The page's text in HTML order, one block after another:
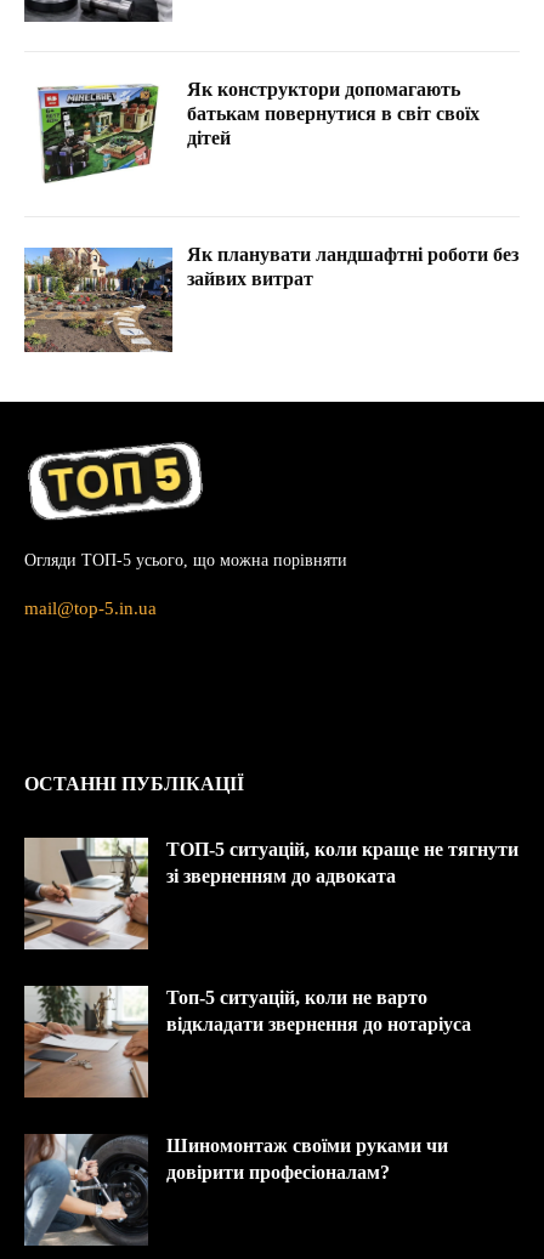
Як конструктори допомагають
батькам повернутися в світ своїх
дітей
Як планувати ландшафтні роботи без
зайвих витрат
Огляди ТОП-5 усього, що можна порівняти
mail@top-5.in.ua
ОСТАННІ ПУБЛІКАЦІЇ
ТОП-5 ситуацій, коли краще не тягнути
зі зверненням до адвоката
Топ-5 ситуацій, коли не варто
відкладати звернення до нотаріуса
Шиномонтаж своїми руками чи
довірити професіоналам?